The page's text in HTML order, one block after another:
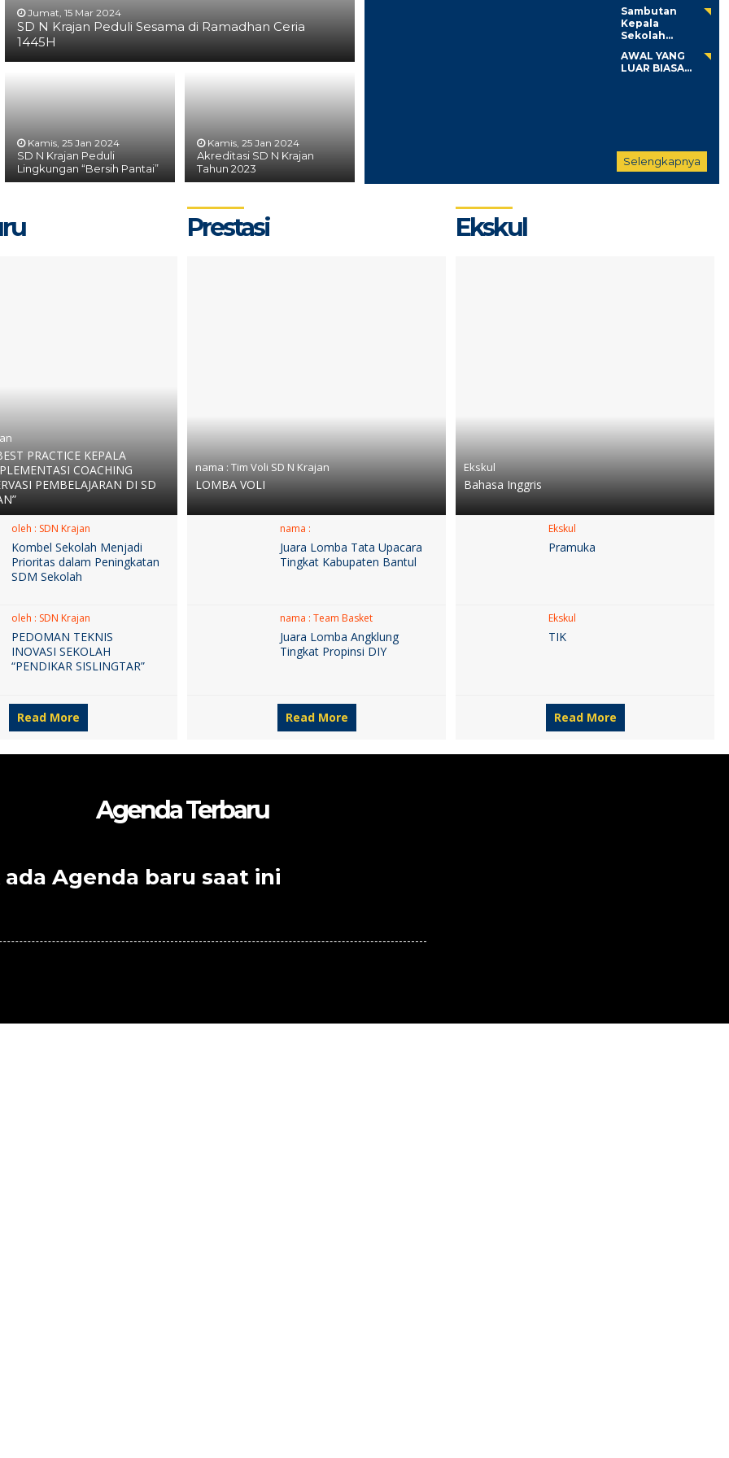
Jumat, 15 Mar 2024
SD N Krajan Peduli Sesama di Ramadhan Ceria
1445H
Kamis, 25 Jan 2024
SD N Krajan Peduli
Lingkungan “Bersih Pantai”
Kamis, 25 Jan 2024
Akreditasi SD N Krajan
Tahun 2023
Sambutan
Kepala
Sekolah...
AWAL YANG
LUAR BIASA...
Selengkapnya
PRACTICE KEPALA
COACHING
PEMBELAJARAN DI SD
oleh : SDN Krajan
Kombel Sekolah Menjadi
Prioritas dalam Peningkatan
SDM Sekolah
oleh : SDN Krajan
PEDOMAN TEKNIS
INOVASI SEKOLAH
“PENDIKAR SISLINGTAR”
Read More
Prestasi
nama : Tim Voli SD N Krajan
LOMBA VOLI
nama :
Juara Lomba Tata Upacara
Tingkat Kabupaten Bantul
nama :Team Basket
Juara Lomba Angklung
Tingkat Propinsi DIY
Read More
Ekskul
Ekskul
Bahasa Inggris
Ekskul
Pramuka
Ekskul
TIK
Read More
Agenda Terbaru
Agenda baru saat ini